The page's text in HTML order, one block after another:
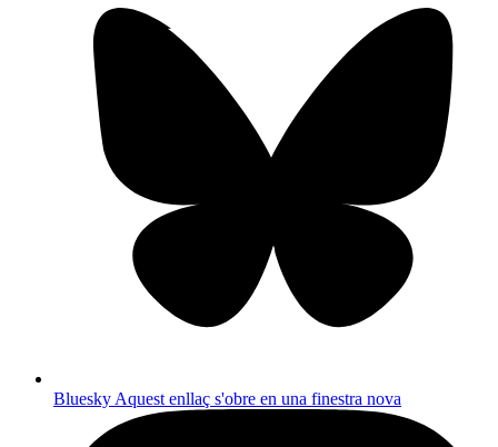
Bluesky Aquest enllaç s'obre en una finestra nova